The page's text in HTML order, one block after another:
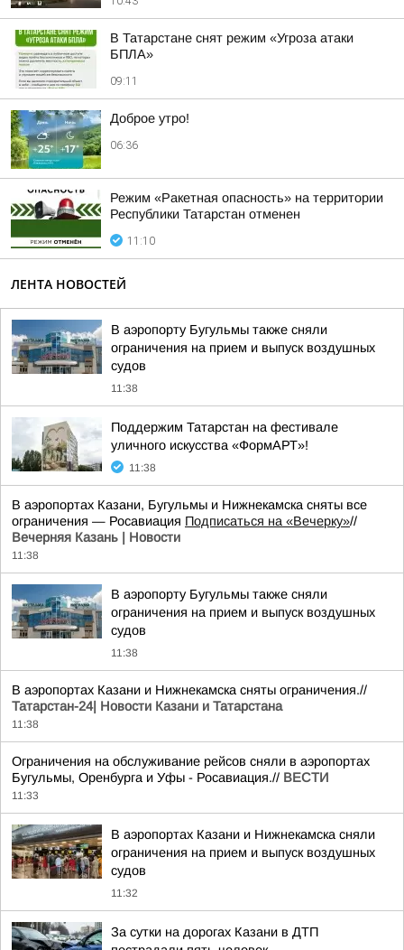
В Татарстане снят режим «Угроза атаки
БПЛА»
09:11
Доброе утро!
06:36
Режим «Ракетная опасность» на территории
Республики Татарстан отменен
11:10
ЛЕНТА НОВОСТЕЙ
В аэропорту Бугульмы также сняли
ограничения на прием и выпуск воздушных
судов
11:38
Поддержим Татарстан на фестивале
уличного искусства «ФормАРТ»!
11:38
В аэропортах Казани, Бугульмы и Нижнекамска сняты все
ограничения — Росавиация Подписаться на «Вечерку»//
Вечерняя Казань | Новости
11:38
В аэропорту Бугульмы также сняли
ограничения на прием и выпуск воздушных
судов
11:38
В аэропортах Казани и Нижнекамска сняты ограничения.//
Татарстан-24| Новости Казани и Татарстана
11:38
Ограничения на обслуживание рейсов сняли в аэропортах
Бугульмы, Оренбурга и Уфы - Росавиация.// ВЕСТИ
11:33
В аэропортах Казани и Нижнекамска сняли
ограничения на прием и выпуск воздушных
судов
11:32
За сутки на дорогах Казани в ДТП